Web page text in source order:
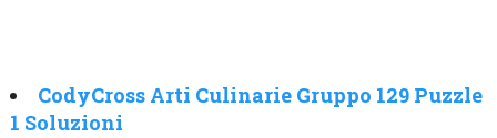
CodyCross Arti Culinarie Gruppo 129 Puzzle
1 Soluzioni